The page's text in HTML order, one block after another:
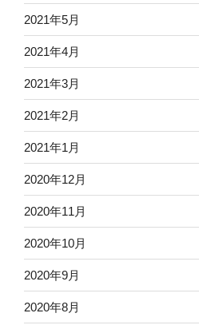
2021年5月
2021年4月
2021年3月
2021年2月
2021年1月
2020年12月
2020年11月
2020年10月
2020年9月
2020年8月